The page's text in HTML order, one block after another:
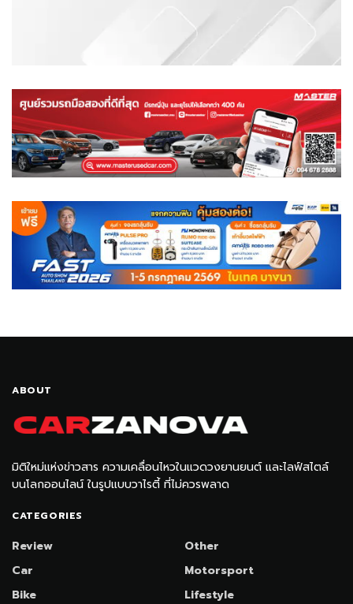
ABOUT
มิติใหม่แห่งข่าวสาร ความเคลื่อนไหวในแวดวงยานยนต์ และไลฟ์สไตล์
บนโลกออนไลน์ ในรูปแบบวาไรตี้ ที่ไม่ควรพลาด
CATEGORIES
Review
Car
Bike
Other
Motorsport
Lifestyle